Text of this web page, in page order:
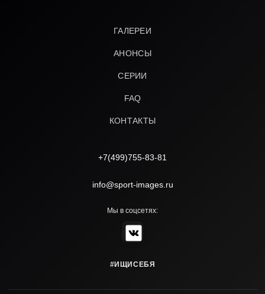
ГАЛЕРЕИ
АНОНСЫ
СЕРИИ
FAQ
КОНТАКТЫ
+7(499)755-83-81
info@sport-images.ru
Мы в соцсетях:
#ИЩИСЕБЯ